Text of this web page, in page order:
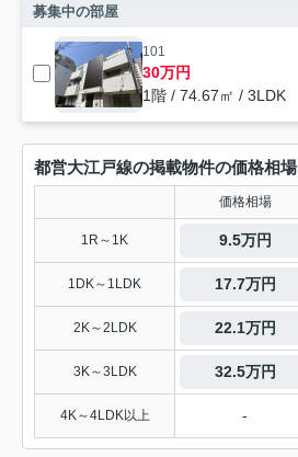
募集中の部屋
101
30万円
1階 / 74.67㎡ / 3LDK
都営大江戸線の掲載物件の価格相場
価格相場
1R～1K 9.5万円
1DK～1LDK 17.7万円
2K～2LDK 22.1万円
3K～3LDK 32.5万円
4K～4LDK以上 -